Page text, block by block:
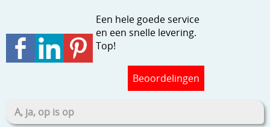
Een hele goede service
en een snelle levering.
Top!
Beoordelingen
A, ja, op is op